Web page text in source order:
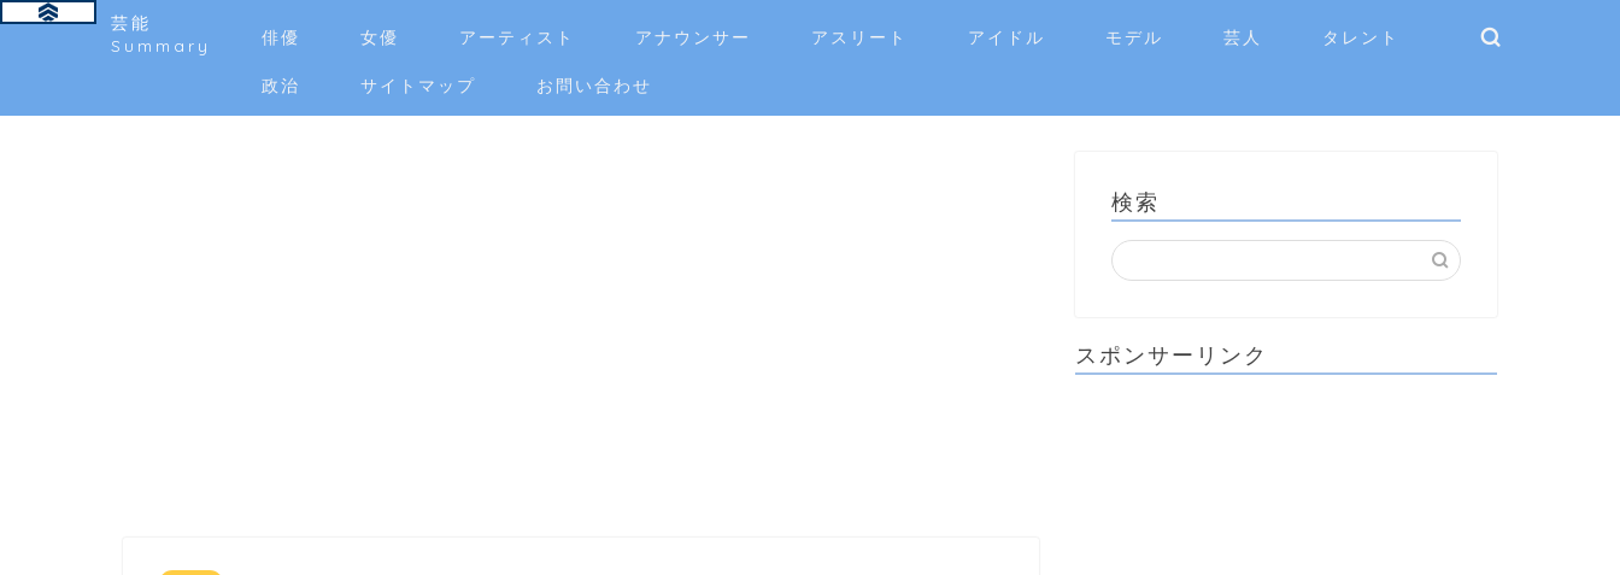
芸能
Summary
俳優 女優 アーティスト アナウンサー アスリート アイドル モデル 芸人 タレント
政治 サイトマップ お問い合わせ
検索
スポンサーリンク